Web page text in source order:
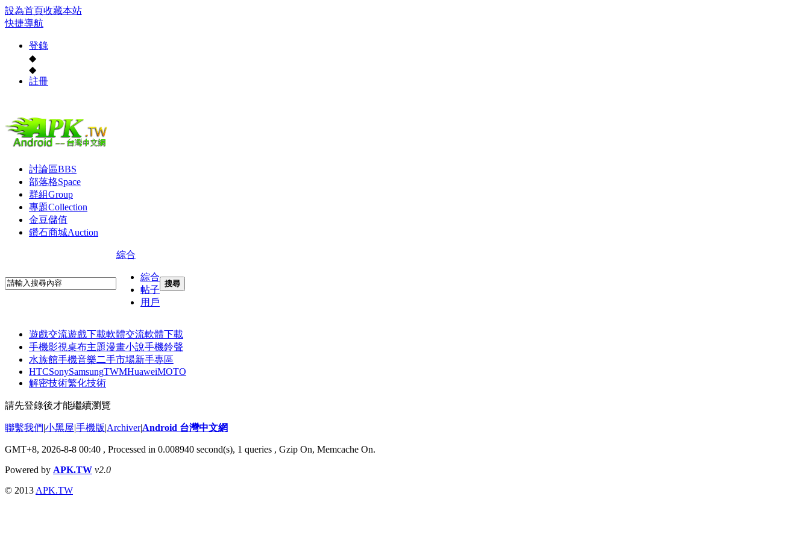
設為首頁收藏本站
快捷導航
登錄
◆
◆
註冊
討論區BBS
部落格Space
群組Group
專題Collection
金豆儲值
鑽石商城Auction
綜合
綜合
帖子
用戶
搜尋
遊戲交流遊戲下載軟體交流軟體下載
手機影視桌布主題漫畫小說手機鈴聲
水族館手機音樂二手市場新手專區
HTCSonySamsungTWMHuaweiMOTO
解密技術繁化技術
請先登錄後才能繼續瀏覽
聯繫我們|小黑屋|手機版|Archiver|Android 台灣中文網
GMT+8, 2026-8-8 00:40 , Processed in 0.008940 second(s), 1 queries , Gzip On, Memcache On.
Powered by APK.TW v2.0
© 2013 APK.TW